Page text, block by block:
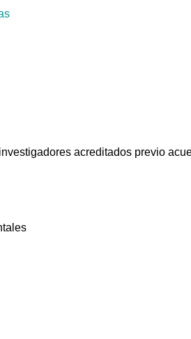
acreditados previo